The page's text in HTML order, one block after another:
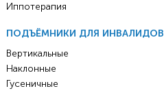
Иппотерапия
ПОДЪЁМНИКИ ДЛЯ ИНВАЛИДОВ
Вертикальные
Наклонные
Гусеничные